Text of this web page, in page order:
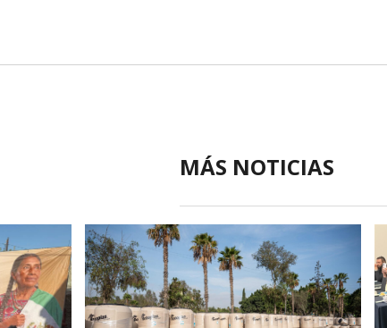
MÁS NOTICIAS